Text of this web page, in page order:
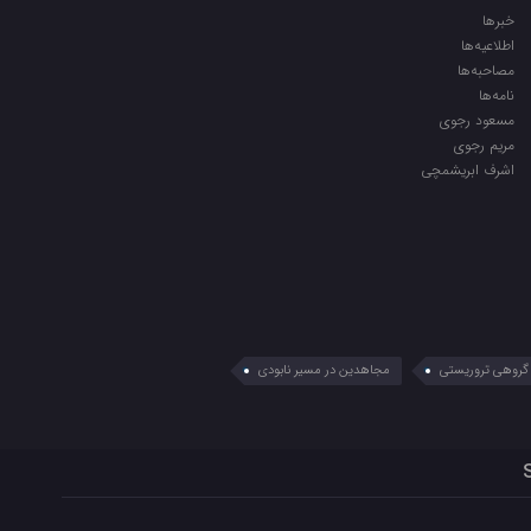
خبرها
اطلاعیه‌ها
مصاحبه‌ها
نامه‌ها
مسعود رجوی
مریم رجوی
اشرف ابریشمچی
تروریستی
مجاهدین در مسیر نابودی